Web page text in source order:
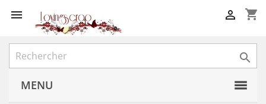
 shopping_cart


MENU